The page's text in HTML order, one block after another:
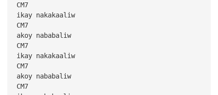
CM7
ikay nakakaaliw
CM7
akoy nababaliw
CM7
ikay nakakaaliw
CM7
akoy nababaliw
CM7